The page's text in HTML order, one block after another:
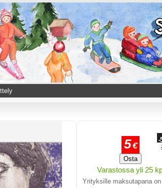
5€
-
Osta
Varastossa yli 25
Yrityksille maksutapana